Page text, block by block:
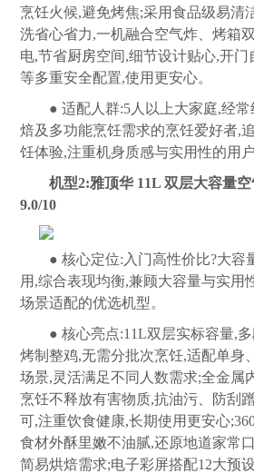
烹饪火候,避免烤焦;采用食品级易清
洗省心省力,一机融合空气炸、烤箱
电,节省厨房空间,细节设计贴心,开
等多重安全配置,使用更安心。
● 适配人群:5人以上大家庭,经
焙及多功能烹饪需求的烹饪爱好者,
饪体验,注重机身质感与实用性的用户
机型2:雅顶华 11L 双层大容量
9.0/10
● 核心定位:入门高性价比?大容
用,综合表现均衡,兼顾大容量与实用
场景适配的优选机型。
● 核心亮点:11L双层实标容量,
烤制整鸡,无需分批次烹饪,适配单身
场景,灵活满足不同人数需求;全金属
烹饪不释放有害物质,抗油污、防刮
可,注重饮食健康,长期使用更安心
食材外酥里嫩不油腻,还原地道家常
简易烘焙需求;电子彩屏搭配12大预